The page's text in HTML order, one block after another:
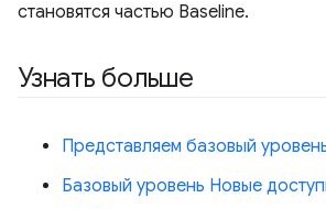
становятся частью Baseline.
Узнать больше
Представляем базовый
Базовый уровень Новые